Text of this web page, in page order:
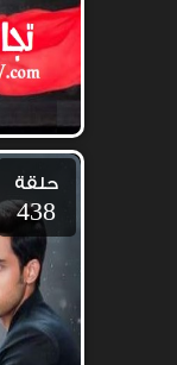
حلقة
438